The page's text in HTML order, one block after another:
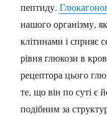
пептиду.
нашого організму,
клітинами і сприяє
рівня глюкози в
рецептора цього
те, що він по суті є
подібним за